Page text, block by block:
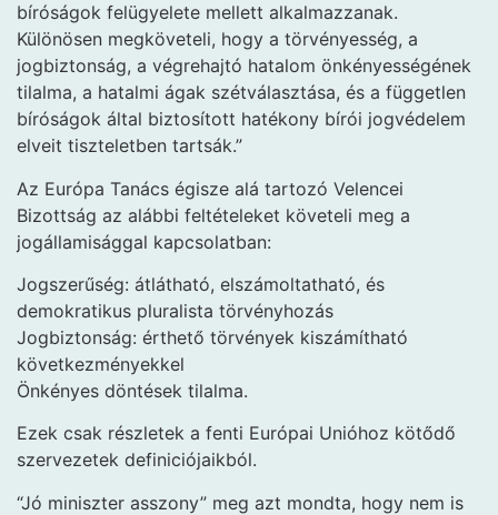
bíróságok felügyelete mellett alkalmazzanak.
Különösen megköveteli, hogy a törvényesség, a
jogbiztonság, a végrehajtó hatalom önkényességének
tilalma, a hatalmi ágak szétválasztása, és a független
bíróságok által biztosított hatékony bírói jogvédelem
elveit tiszteletben tartsák.”
Az Európa Tanács égisze alá tartozó Velencei
Bizottság az alábbi feltételeket követeli meg a
jogállamisággal kapcsolatban:
Jogszerűség: átlátható, elszámoltatható, és
demokratikus pluralista törvényhozás
Jogbiztonság: érthető törvények kiszámítható
következményekkel
Önkényes döntések tilalma.
Ezek csak részletek a fenti Európai Unióhoz kötődő
szervezetek definiciójaikból.
“Jó miniszter asszony” meg azt mondta, hogy nem is